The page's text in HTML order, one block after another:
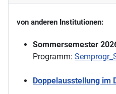
von anderen Institutionen:
Sommersemester
Programm:
Doppelausstellung im